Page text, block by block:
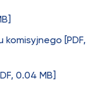
[PDF,
0.04 MB]